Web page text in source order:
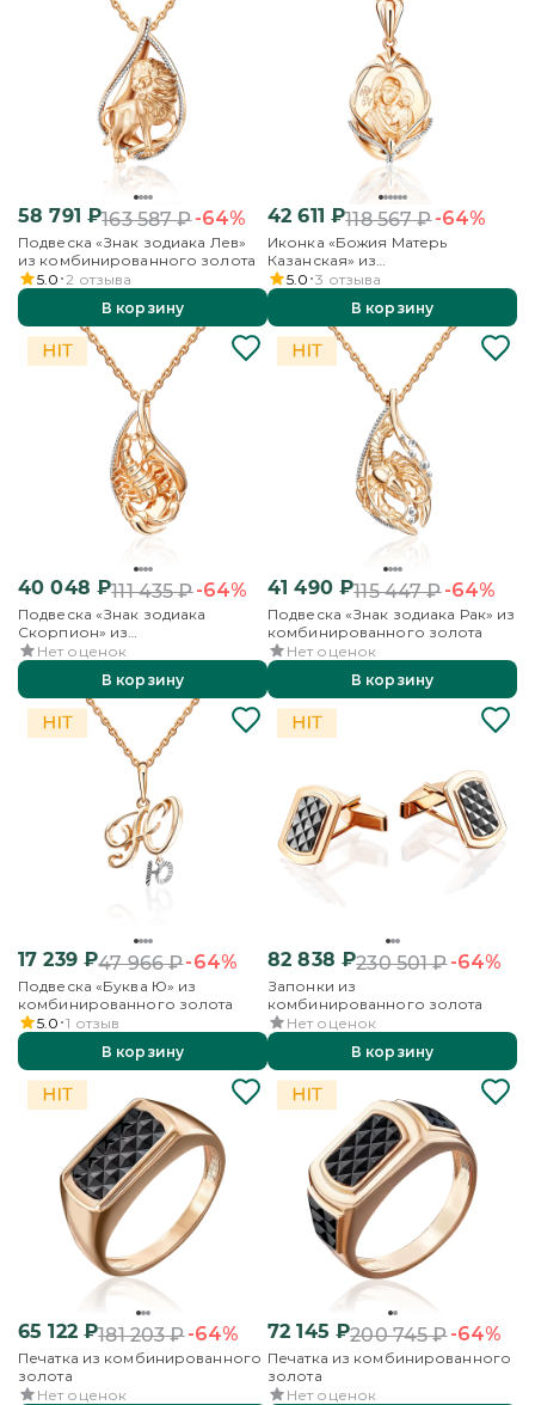
58 791 ₽163 587₽-64%
Подвеска «Знак зодиака Лев»
из комбинированного золота
5.0 2 отзыва
В корзину
42 611 ₽118 567₽-64%
Иконка «Божия Матерь
Казанская» из
комбинированного золота
5.0 3 отзыва
В корзину
40 048 ₽111 435₽-64%
Подвеска «Знак зодиака
Скорпион» из
комбинированного золота
Нет оценок
В корзину
41 490₽115 447₽-64%
Подвеска «Знак зодиака Рак» из
комбинированного золота
Нет оценок
В корзину
17 239₽47 966₽-64%
Подвеска «Буква Ю» из
комбинированного золота
5.0 1 отзыв
В корзину
82 838 ₽230 501₽-64%
Запонки из
комбинированного золота
Нет оценок
В корзину
65 122₽181 203₽-64%
Печатка из комбинированного
золота
Нет оценок
72 145 ₽200 745₽-64%
Печатка из комбинированного
золота
Нет оценок